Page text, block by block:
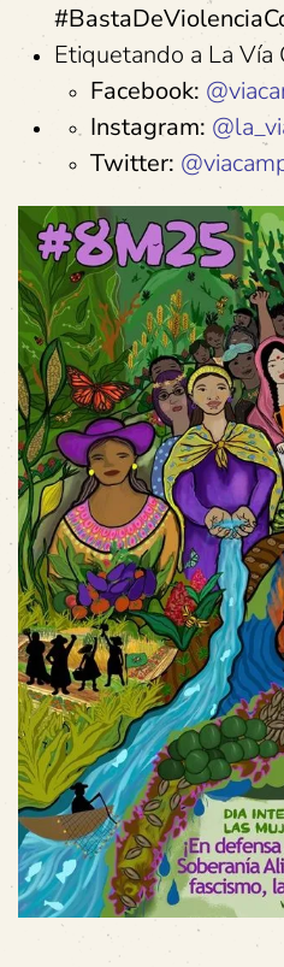
Etiquetando a La Vía
Facebook:
Instagram:
Twitter: